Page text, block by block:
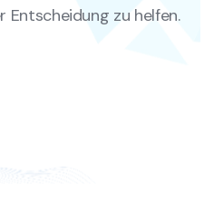
Entscheidung zu helfen.